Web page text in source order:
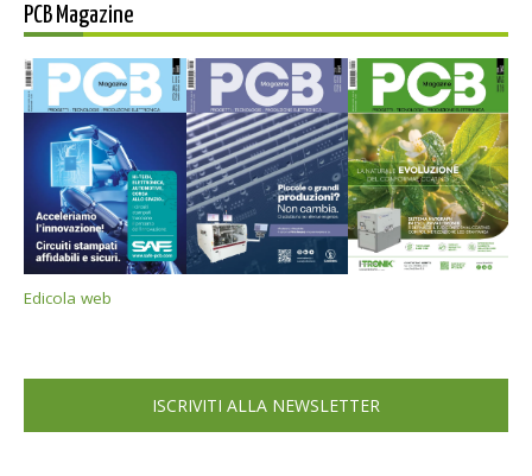
PCB Magazine
Edicola web
ISCRIVITI ALLA NEWSLETTER